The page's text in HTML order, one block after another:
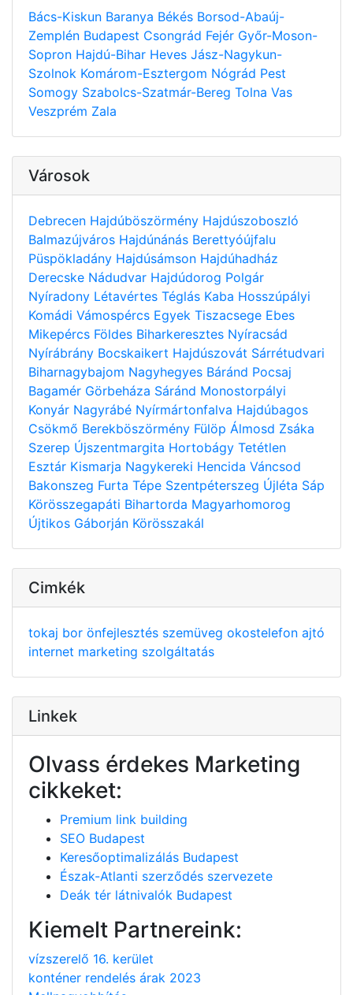
Bács-Kiskun Baranya Békés Borsod-Abaúj-
Zemplén Budapest Csongrád Fejér Győr-Moson-
Sopron Hajdú-Bihar Heves Jász-Nagykun-
Szolnok Komárom-Esztergom Nógrád Pest
Somogy Szabolcs-Szatmár-Bereg Tolna Vas
Veszprém Zala
Városok
Debrecen Hajdúböszörmény Hajdúszoboszló
Balmazújváros Hajdúnánás Berettyóújfalu
Püspökladány Hajdúsámson Hajdúhadház
Derecske Nádudvar Hajdúdorog Polgár
Nyíradony Létavértes Téglás Kaba Hosszúpályi
Komádi Vámospércs Egyek Tiszacsege Ebes
Mikepércs Földes Biharkeresztes Nyíracsád
Nyírábrány Bocskaikert Hajdúszovát Sárrétudvari
Biharnagybajom Nagyhegyes Báránd Pocsaj
Bagamér Görbeháza Sáránd Monostorpályi
Konyár Nagyrábé Nyírmártonfalva Hajdúbagos
Csökmő Berekböszörmény Fülöp Álmosd Zsáka
Szerep Újszentmargita Hortobágy Tetétlen
Esztár Kismarja Nagykereki Hencida Váncsod
Bakonszeg Furta Tépe Szentpéterszeg Újléta Sáp
Körösszegapáti Bihartorda Magyarhomorog
Újtikos Gáborján Körösszakál
Cimkék
tokaj bor önfejlesztés szemüveg okostelefon ajtó
internet marketing szolgáltatás
Linkek
Olvass érdekes Marketing
cikkeket:
Premium link building
SEO Budapest
Keresőoptimalizálás Budapest
Észak-Atlanti szerződés szervezete
Deák tér látnivalók Budapest
Kiemelt Partnereink:
vízszerelő 16. kerület
konténer rendelés árak 2023